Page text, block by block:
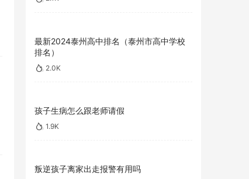
最新2024泰州高中排名（泰州市高中学校
排名）
2.0K
孩子生病怎么跟老师请假
1.9K
叛逆孩子离家出走报警有用吗